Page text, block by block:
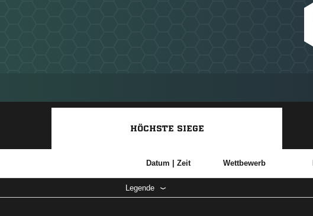
HÖCHSTE SIEGE
Datum | Zeit Wettbewerb
Legende